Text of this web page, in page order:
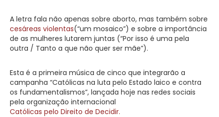
A letra fala não apenas sobre aborto, mas também sobre
cesáreas violentas(“um mosaico”) e sobre a importância
de as mulheres lutarem juntas (“Por isso é uma pela
outra / Tanto a que não quer ser mãe”).
Esta é a primeira música de cinco que integrarão a
campanha “Católicas na luta pelo Estado laico e contra
os fundamentalismos”, lançada hoje nas redes sociais
pela organização internacional
Católicas pelo Direito de Decidir.